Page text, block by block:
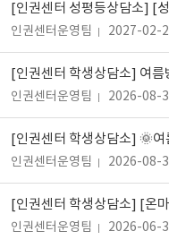
인권센터운영팀 2027-02-
[인권센터 학생상담소] 여름
인권센터운영팀 2026-08-
인권센터운영팀 2026-08-
인권센터운영팀 2026-06-